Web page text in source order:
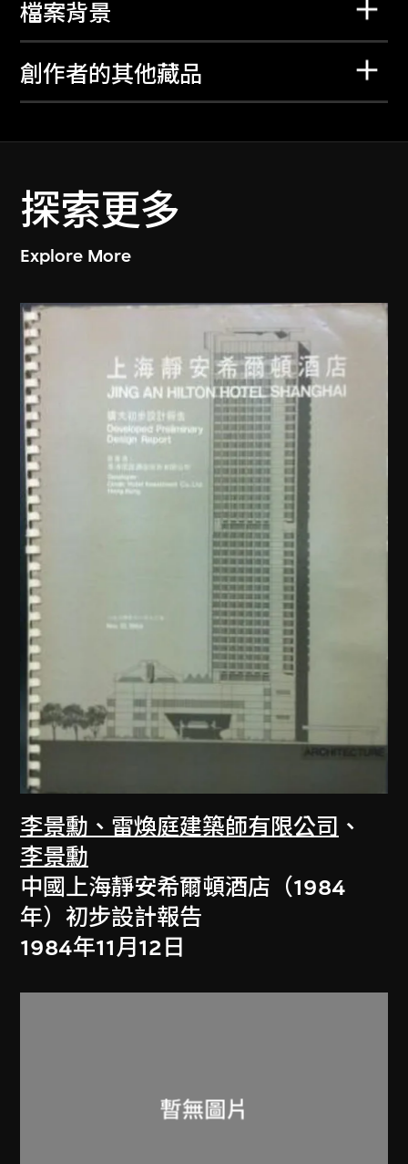
檔案背景
創作者的其他藏品
探索更多
Explore More
李景勳、雷煥庭建築師有限公司 、
李景勳
中國上海靜安希爾頓酒店（1984
年）初步設計報告
1984年11月12日